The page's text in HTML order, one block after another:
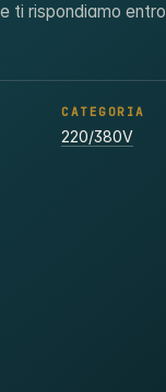
ti rispondiamo entro
CATEGORIA
220/380V